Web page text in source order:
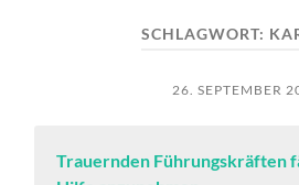
SCHLAGWORT:
26. SEPTEMBER
Trauernden Führungskräften